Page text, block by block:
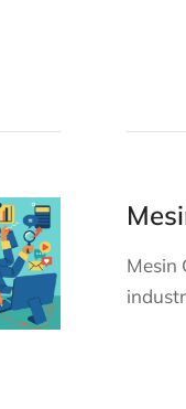
Mesin